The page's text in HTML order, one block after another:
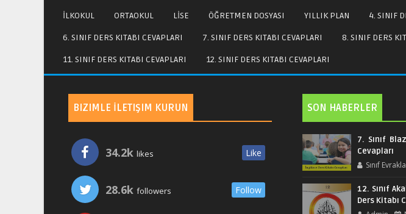
İLKOKUL ORTAOKUL LİSE ÖĞRETMEN DOSYASI YILLIK PLAN 4. SINIF
6. SINIF DERS KITABI CEVAPLARI 7. SINIF DERS KITABI CEVAPLARI 8. SINIF DERS
11. SINIF DERS KITABI CEVAPLARI 12. SINIF DERS KITABI CEVAPLARI
BIZIMLE İLETIŞIM KURUN
34.2k likes Like
28.6k followers Follow
SON HABERLER
7. Sınıf
Cevapları
Sınıf
12. Sınıf
Ders Kitabı